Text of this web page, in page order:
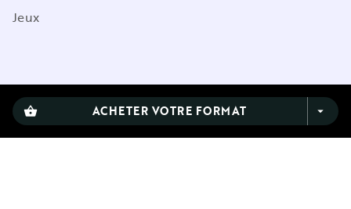
shopping_basket ACHETER VOTRE FORMAT arrow_drop_down
Jeux
CGU
Charte de référencement
Charte des Données Personnelles